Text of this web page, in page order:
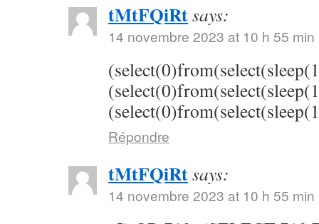
tMtFQiRtsays:
14 novembre 2023 at 10 h 55 min
Répondre
tMtFQiRtsays:
14 novembre 2023 at 10 h 55 min